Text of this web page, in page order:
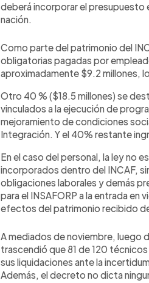
deberá incorporar el presupuesto
nación.
Como parte del patrimonio del
obligatorias pagadas por
aproximadamente $9.2 millones,
Otro 40 % ($18.5 millones) se
vinculados a la ejecución de
mejoramiento de condiciones
Integración. Y el 40% restante
En el caso del personal, la ley no
incorporados dentro del INCAF,
obligaciones laborales y demás
para el INSAFORP a la entrada
efectos del patrimonio recibido
A mediados de noviembre, luego
trascendió que 81 de 120 técnicos
sus liquidaciones ante la
Además, el decreto no dicta